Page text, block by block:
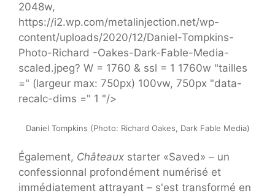
2048w,
https://i2.wp.com/metalinjection.net/wp-
content/uploads/2020/12/Daniel-Tompkins-
Photo-Richard -Oakes-Dark-Fable-Media-
scaled.jpeg? W = 1760 & ssl = 1 1760w "tailles
=" (largeur max: 750px) 100vw, 750px "data-
recalc-dims =" 1 "/>
Daniel Tompkins (Photo: Richard Oakes, Dark Fable Media)
Également, Châteaux starter «Saved» – un
confessionnal profondément numérisé et
immédiatement attrayant – s'est transformé en